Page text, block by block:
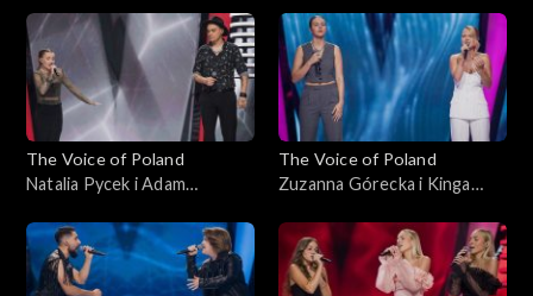
of Poland”, Bitwy, 19
października 2024
ciebie”; „The Voice of
Poland”, Bitwy, 19
października 2024
The Voice of Poland
Natalia Pycek i Adam
Alive”; „The Voice of Poland”,
Bitwy, 19 października 2024
The Voice of Poland
Zuzanna Górecka i Kinga
Know”; „The Voice of
Poland”, Bitwy, 19
października 2024